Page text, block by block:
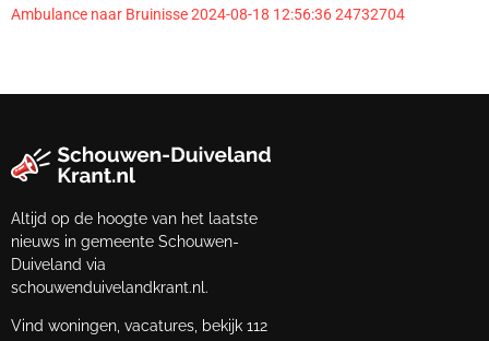
Ambulance naar Bruinisse 2024-08-18 12:56:36 24732704
Altijd op de hoogte van het laatste
nieuws in gemeente Schouwen-
Duiveland via
schouwenduivelandkrant.nl.
Vind woningen, vacatures, bekijk 112